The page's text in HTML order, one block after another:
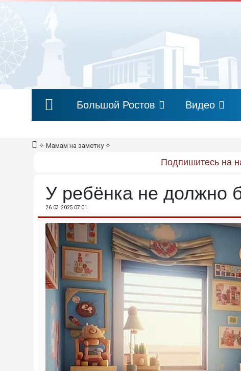
Большой Ростов Видео
✧ Мамам на заметку✧
Подпишитесь на
У ребёнка не должно
26.03.2025 07:01